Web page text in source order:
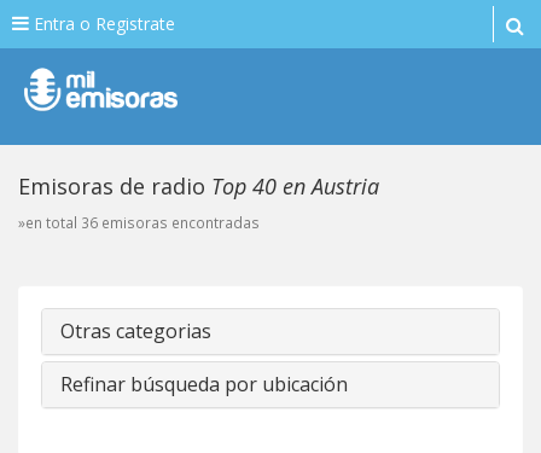
Entra o Registrate
Emisoras de radio Top 40 en Austria
»en total 36 emisoras encontradas
Otras categorias
Refinar búsqueda por ubicación